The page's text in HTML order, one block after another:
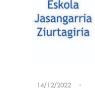
14/12/2022